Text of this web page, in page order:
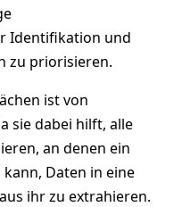
Identifikation und
zu priorisieren.
ist von
sie dabei hilft, alle
an denen ein
Daten in eine
ihr zu extrahieren.